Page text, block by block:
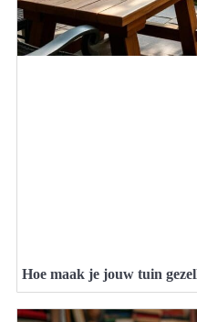
Hoe maak je jouw tuin